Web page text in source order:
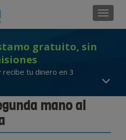
gratuito, sin
recibe tu dinero en 3
mano al